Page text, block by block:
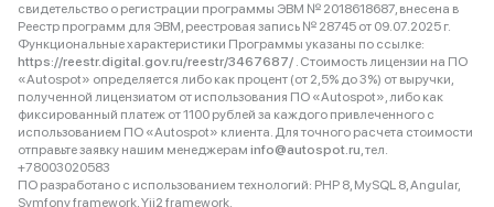
свидетельство о регистрации программы ЭВМ № 2018618687, внесена в
Реестр программ для ЭВМ, реестровая запись № 28745 от 09.07.2025 г.
Функциональные характеристики Программы указаны по ссылке:
https://reestr.digital.gov.ru/reestr/3467687/ . Стоимость лицензии на ПО
«Autospot» определяется либо как процент (от 2,5% до 3%) от выручки,
полученной лицензиатом от использования ПО «Autospot», либо как
фиксированный платеж от 1100 рублей за каждого привлеченного с
использованием ПО «Autospot» клиента. Для точного расчета стоимости
отправьте заявку нашим менеджерам info@autospot.ru, тел.
+78003020583
ПО разработано с использованием технологий: PHP 8, MySQL 8, Angular,
Symfony framework, Yii2 framework.